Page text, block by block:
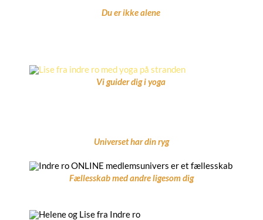
Du er ikke alene
Vi guider dig i yoga
Universet har din ryg
Fællesskab med andre ligesom dig